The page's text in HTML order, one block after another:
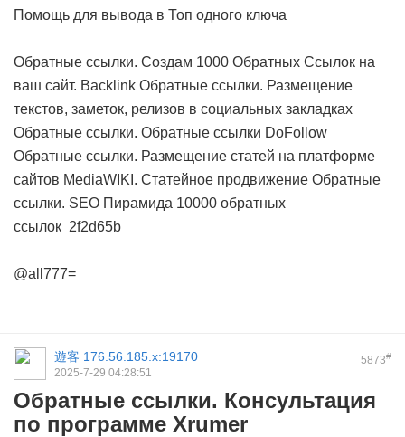
Помощь для вывода в Топ одного ключа
Обратные ссылки. Создам 1000 Обратных Ссылок на
ваш сайт. Backlink Обратные ссылки. Размещение
текстов, заметок, релизов в социальных закладках
Обратные ссылки. Обратные ссылки DoFollow
Обратные ссылки. Размещение статей на платформе
сайтов MediaWIKI. Статейное продвижение Обратные
ссылки. SEO Пирамида 10000 обратных
ссылок 2f2d65b
@all777=
5873#
遊客 176.56.185.x:19170
2025-7-29 04:28:51
Обратные ссылки. Консультация
по программе Xrumer